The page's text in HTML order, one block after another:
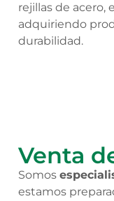
rejillas de acero,
adquiriendo
durabilidad.
Venta
Somos
estamos